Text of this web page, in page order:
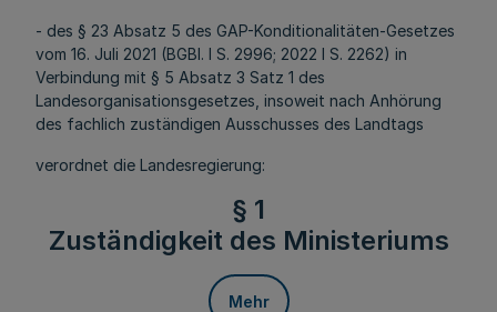
- des § 23 Absatz 5 des GAP-Konditionalitäten-Gesetzes
vom 16. Juli 2021 (BGBl. I S. 2996; 2022 I S. 2262) in
Verbindung mit § 5 Absatz 3 Satz 1 des
Landesorganisationsgesetzes, insoweit nach Anhörung
des fachlich zuständigen Ausschusses des Landtags
verordnet die Landesregierung:
§ 1
Zuständigkeit des Ministeriums
Mehr